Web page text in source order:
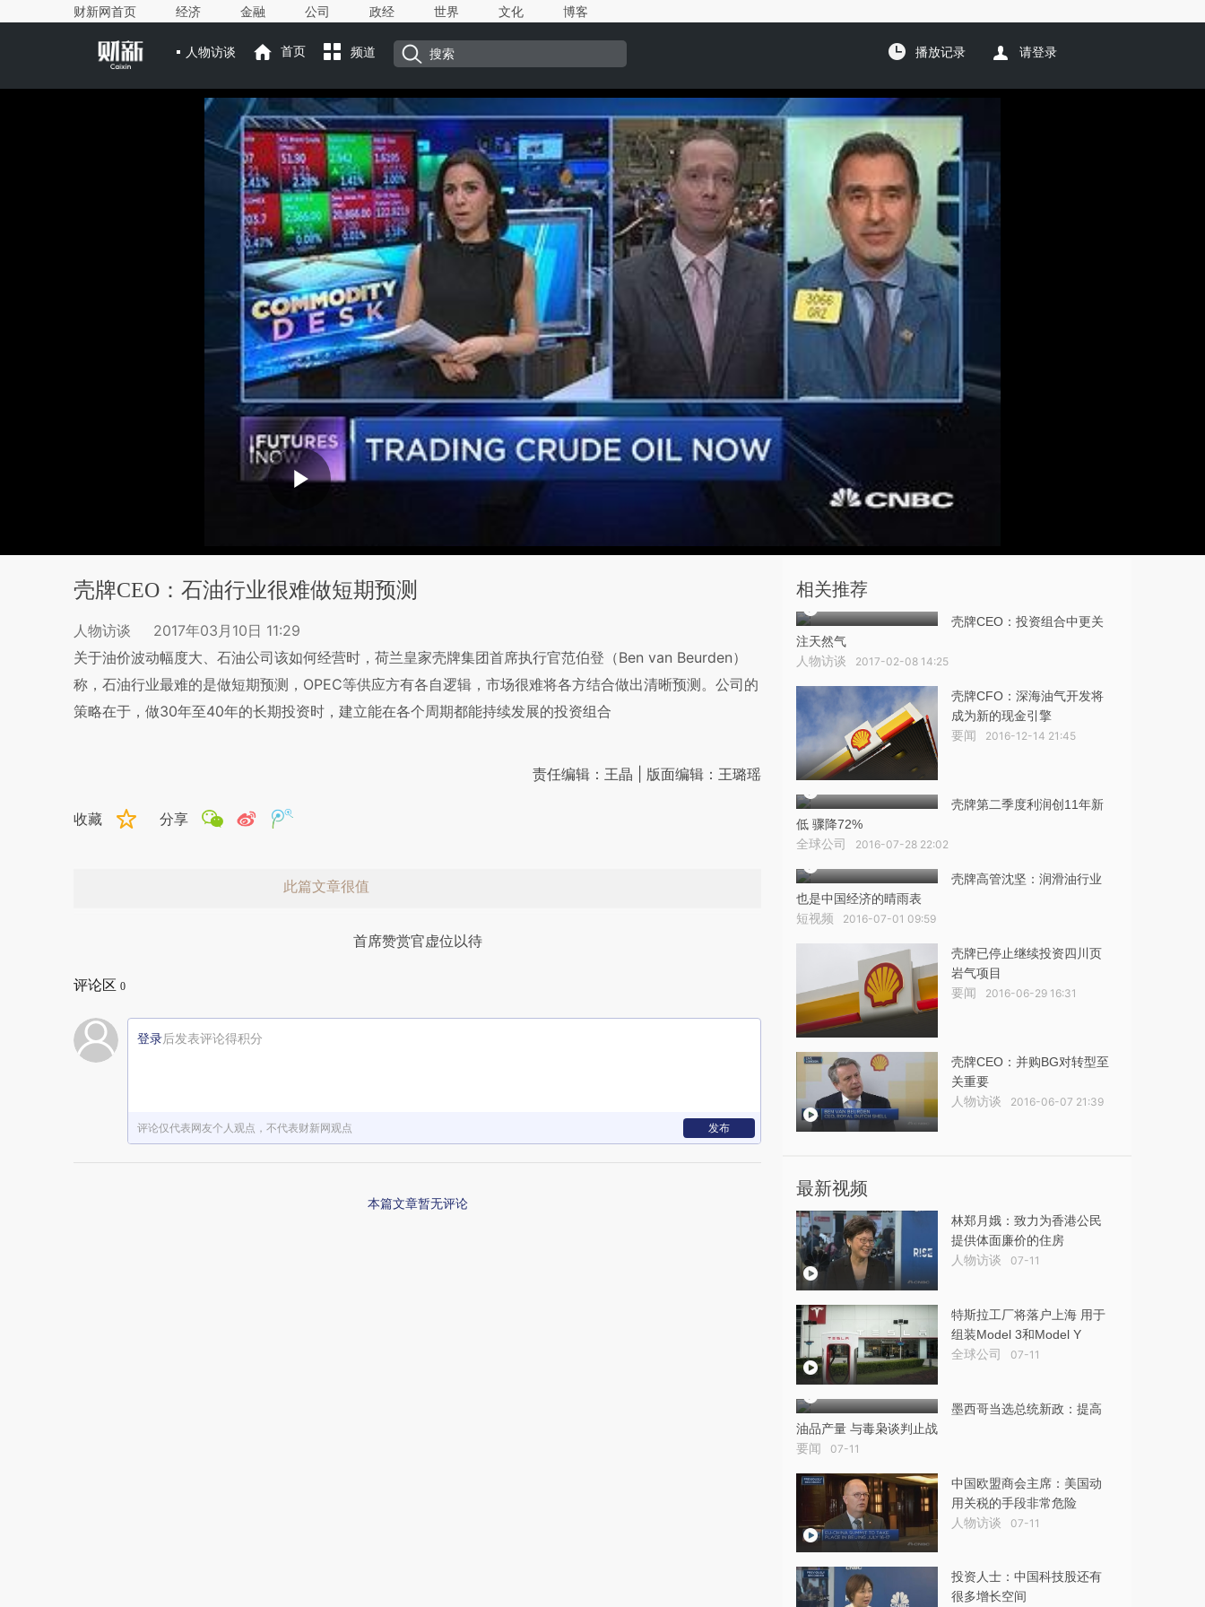
财新网首页 经济 金融 公司 政经 世界 文化 博客
人物访谈 首页 频道 播放记录 请登录
壳牌CEO：石油行业很难做短期预测
人物访谈
2017年03月10日 11:29
关于油价波动幅度大、石油公司该如何经营时，荷兰皇家壳牌集团首席执行官范伯登（Ben van Beurden）
称，石油行业最难的是做短期预测，OPEC等供应方有各自逻辑，市场很难将各方结合做出清晰预测。公司的
策略在于，做30年至40年的长期投资时，建立能在各个周期都能持续发展的投资组合
责任编辑：王晶 | 版面编辑：王璐瑶
收藏 分享
此篇文章很值
首席赞赏官虚位以待
评论区 0
登录后发表评论得积分
评论仅代表网友个人观点，不代表财新网观点 发布
本篇文章暂无评论
相关推荐
壳牌CEO：投资组合中更关
注天然气
人物访谈 2017-02-08 14:25
壳牌CFO：深海油气开发将
成为新的现金引擎
要闻 2016-12-14 21:45
壳牌第二季度利润创11年新
低 骤降72%
全球公司 2016-07-28 22:02
壳牌高管沈坚：润滑油行业
也是中国经济的晴雨表
短视频 2016-07-01 09:59
壳牌已停止继续投资四川页
岩气项目
要闻 2016-06-29 16:31
壳牌CEO：并购BG对转型至
关重要
人物访谈 2016-06-07 21:39
最新视频
林郑月娥：致力为香港公民
提供体面廉价的住房
人物访谈 07-11
特斯拉工厂将落户上海 用于
组装Model 3和Model Y
全球公司 07-11
墨西哥当选总统新政：提高
油品产量 与毒枭谈判止战
要闻 07-11
中国欧盟商会主席：美国动
用关税的手段非常危险
人物访谈 07-11
投资人士：中国科技股还有
很多增长空间